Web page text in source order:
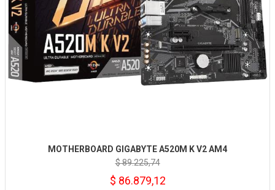
MOTHERBOARD GIGABYTE A520M K V2 AM4
$ 89.225,74
$ 86.879,12